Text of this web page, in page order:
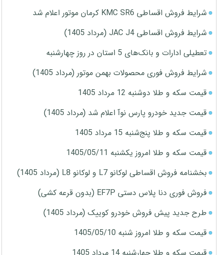
شرایط فروش اقساطی KMC SR6 کرمان موتور اعلام شد
شرایط فروش اقساطی JAC J4 (مرداد 1405)
تعطیلی ادارات و بانک‌های 5 استان در روز چهارشنبه
شرایط فروش فوری محصولات بهمن موتور (مرداد 1405)
قیمت سکه و طلا دوشنبه 12 مرداد 1405
قیمت جدید خودرو پارس نوآ اعلام شد (مرداد 1405)
قیمت سکه و طلا پنج‌شنبه 15 مرداد 1405
قیمت سکه و طلا امروز یکشنبه 1405/05/11
بخشنامه فروش اقساطی لوکانو L7 و لوکانو L8 (مرداد 1405)
فروش فوری دنا پلاس دستی EF7P (بدون قرعه کشی)
طرح جدید پیش فروش خودرو کوییک (مرداد 1405)
قیمت سکه و طلا امروز شنبه 1405/05/10